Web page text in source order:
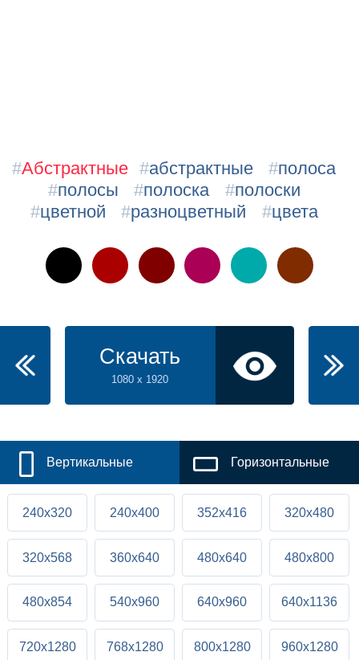
#Абстрактные #абстрактные #полоса
#полосы #полоска #полоски
#цветной #разноцветный #цвета
Скачать
1080 x 1920
Вертикальные Горизонтальные
240x320 240x400 352x416 320x480
320x568 360x640 480x640 480x800
480x854 540x960 640x960 640x1136
720x1280 768x1280 800x1280 960x1280